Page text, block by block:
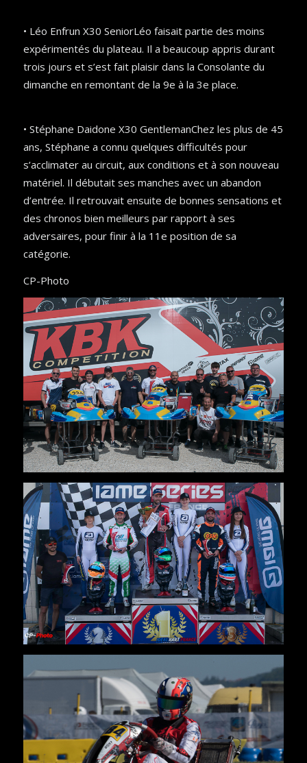
• Léo Enfrun X30 SeniorLéo faisait partie des moins
expérimentés du plateau. Il a beaucoup appris durant
trois jours et s’est fait plaisir dans la Consolante du
dimanche en remontant de la 9e à la 3e place.
• Stéphane Daidone X30 GentlemanChez les plus de 45
ans, Stéphane a connu quelques difficultés pour
s’acclimater au circuit, aux conditions et à son nouveau
matériel. Il débutait ses manches avec un abandon
d’entrée. Il retrouvait ensuite de bonnes sensations et
des chronos bien meilleurs par rapport à ses
adversaires, pour finir à la 11e position de sa
catégorie.
CP-Photo